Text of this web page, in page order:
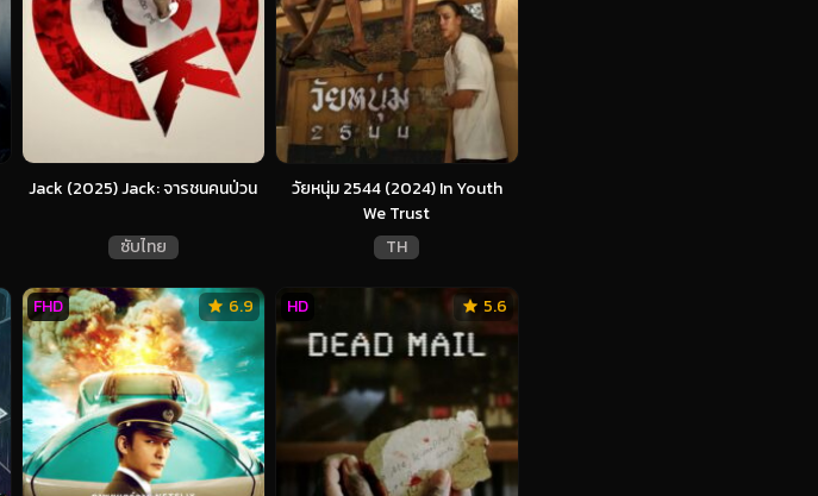
Jack (2025) Jack: จารชนคนป่วน
ซับไทย
วัยหนุ่ม 2544 (2024) In Youth
We Trust
TH
6.9
FHD 5.6
HD